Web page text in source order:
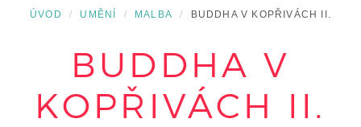
úvodní
ÚVOD UMĚNÍ MALBA BUDDHA V KOPŘIVÁCH II.
BUDDHA V
KOPŘIVÁCH II.